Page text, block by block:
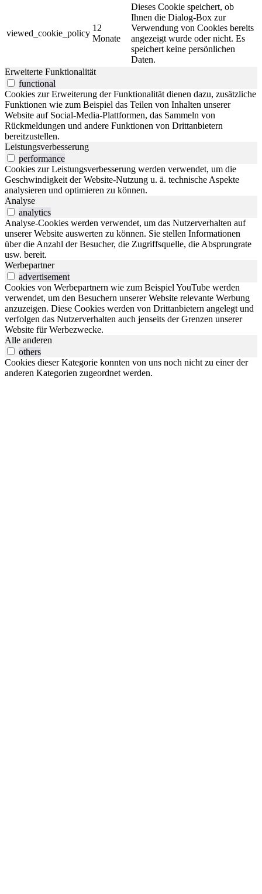
viewed_cookie_policy
12
Monate
Dieses Cookie speichert, ob
Ihnen die Dialog-Box zur
Verwendung von Cookies bereits
angezeigt wurde oder nicht. Es
speichert keine persönlichen
Daten.
Erweiterte Funktionalität
functional
Cookies zur Erweiterung der Funktionalität dienen dazu, zusätzliche
Funktionen wie zum Beispiel das Teilen von Inhalten unserer
Website auf Social-Media-Plattformen, das Sammeln von
Rückmeldungen und andere Funktionen von Drittanbietern
bereitzustellen.
Leistungsverbesserung
performance
Cookies zur Leistungsverbesserung werden verwendet, um die
Geschwindigkeit der Website-Nutzung u. ä. technische Aspekte
analysieren und optimieren zu können.
Analyse
analytics
Analyse-Cookies werden verwendet, um das Nutzerverhalten auf
unserer Website auswerten zu können. Sie stellen Informationen
über die Anzahl der Besucher, die Zugriffsquelle, die Absprungrate
usw. bereit.
Werbepartner
advertisement
Cookies von Werbepartnern wie zum Beispiel YouTube werden
verwendet, um den Besuchern unserer Website relevante Werbung
anzuzeigen. Diese Cookies werden von Drittanbietern angelegt und
verfolgen das Nutzerverhalten auch jenseits der Grenzen unserer
Website für Werbezwecke.
Alle anderen
others
Cookies dieser Kategorie konnten von uns noch nicht zu einer der
anderen Kategorien zugeordnet werden.